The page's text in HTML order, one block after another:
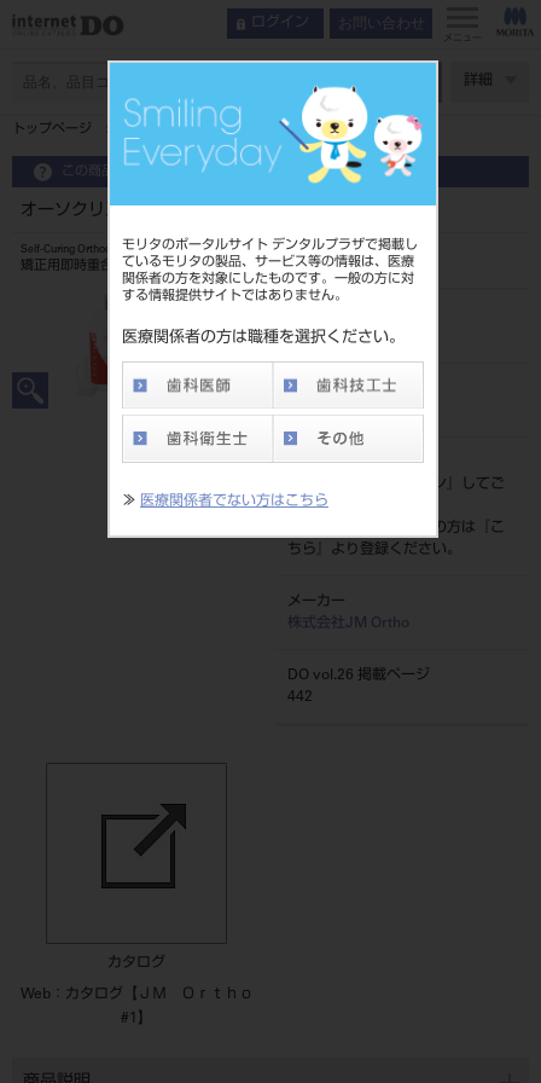
モリタのポータルサイト デンタルプラザで掲載し
ているモリタの製品、サービス等の情報は、医療
関係者の方を対象にしたものです。一般の方に対
する情報提供サイトではありません。
医療関係者の方は職種を選択ください。
≫ 医療関係者でない方はこちら
ログイン お問い合わせ
メニュー
詳細
トップページ オーソクリスタル （粉末） 500g 共用
この商品に関するお問い合わせ
オーソクリスタル （粉末） 500g 共用
Self-Curing Orthodontic Resin
矯正用即時重合レジン
206350081
JAN/EANコード
標準価格
ログイン
』してご
覧ください。
ネット会員登録がまだの方は『
こ
ちら
』より登録ください。
メーカー
株式会社JM Ortho
DO vol.26 掲載ページ
442
カタログ
Web：カタログ【ＪＭ Ｏｒｔｈｏ
#1】